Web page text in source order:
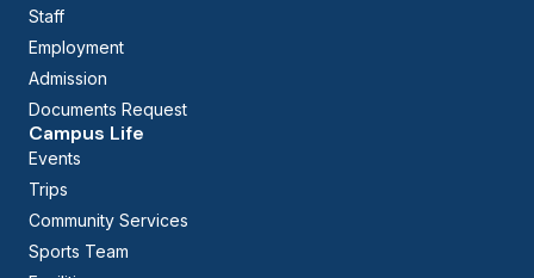
Staff
Employment
Admission
Documents Request
Campus Life
Events
Trips
Community Services
Sports Team